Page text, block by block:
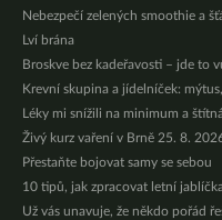
Nebezpečí zelených smoothie a
Lví brána
Broskve bez kadeřavosti – jde to
Krevní skupina a jídelníček:
Léky mi snížili na minimum a
Živý kurz vaření v Brně 25. 8.
Přestaňte bojovat samy se sebou
10 tipů, jak zpracovat letní jablíčka
Už vás unavuje, že někdo pořád